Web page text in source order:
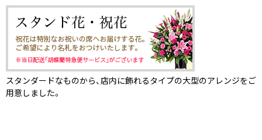
スタンダードなものから、店内に飾れるタイプの大型のアレンジをご
用意しました。